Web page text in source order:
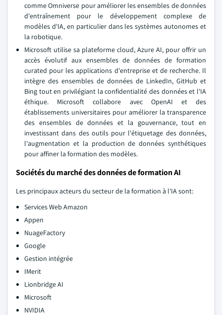
comme Omniverse pour améliorer les ensembles de données
d'entraînement pour le développement complexe de
modèles d'IA, en particulier dans les systèmes autonomes et
la robotique.
Microsoft utilise sa plateforme cloud, Azure AI, pour offrir un
accès évolutif aux ensembles de données de formation
curated pour les applications d'entreprise et de recherche. Il
intègre des ensembles de données de LinkedIn, GitHub et
Bing tout en privilégiant la confidentialité des données et l'IA
éthique. Microsoft collabore avec OpenAI et des
établissements universitaires pour améliorer la transparence
des ensembles de données et la gouvernance, tout en
investissant dans des outils pour l'étiquetage des données,
l'augmentation et la production de données synthétiques
pour affiner la formation des modèles.
Sociétés du marché des données de formation AI
Les principaux acteurs du secteur de la formation à l'IA sont:
Services Web Amazon
Appen
NuageFactory
Google
Gestion intégrée
IMerit
Lionbridge AI
Microsoft
NVIDIA